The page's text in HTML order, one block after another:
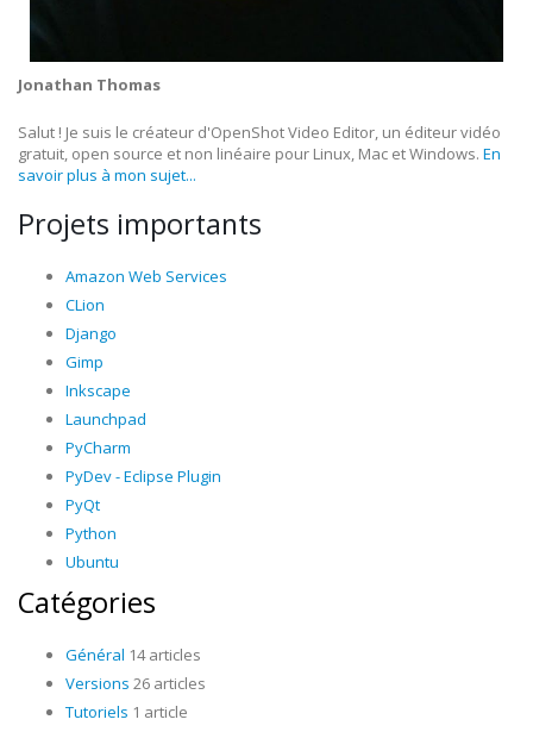
Jonathan Thomas
Salut ! Je suis le créateur d'OpenShot Video Editor, un éditeur vidéo
gratuit, open source et non linéaire pour Linux, Mac et Windows. En
savoir plus à mon sujet...
Projets importants
Amazon Web Services
CLion
Django
Gimp
Inkscape
Launchpad
PyCharm
PyDev - Eclipse Plugin
PyQt
Python
Ubuntu
Catégories
Général 14 articles
Versions 26 articles
Tutoriels 1 article